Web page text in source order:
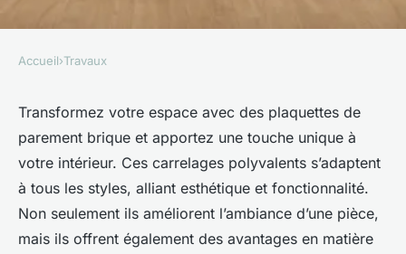
Transformez votre espace avec
des plaquettes de parement
brique
admin•7 mai 2025• 5 min de lecture
Accueil›Travaux
Transformez votre espace avec des plaquettes de
parement brique et apportez une touche unique à
votre intérieur. Ces carrelages polyvalents s’adaptent
à tous les styles, alliant esthétique et fonctionnalité.
Non seulement ils améliorent l’ambiance d’une pièce,
mais ils offrent également des avantages en matière